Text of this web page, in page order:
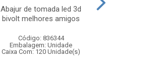
Abajur de tomada led 3d
bivolt melhores amigos
Código: 836344
Embalagem: Unidade
Caixa Com: 120 Unidade(s)